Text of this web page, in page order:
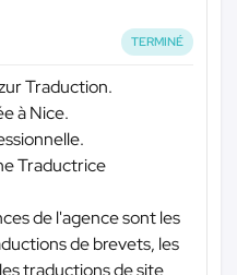
TERMINÉ
Traduction.
à Nice.
Traductrice
de l'agence sont les
de brevets, les
traductions de site